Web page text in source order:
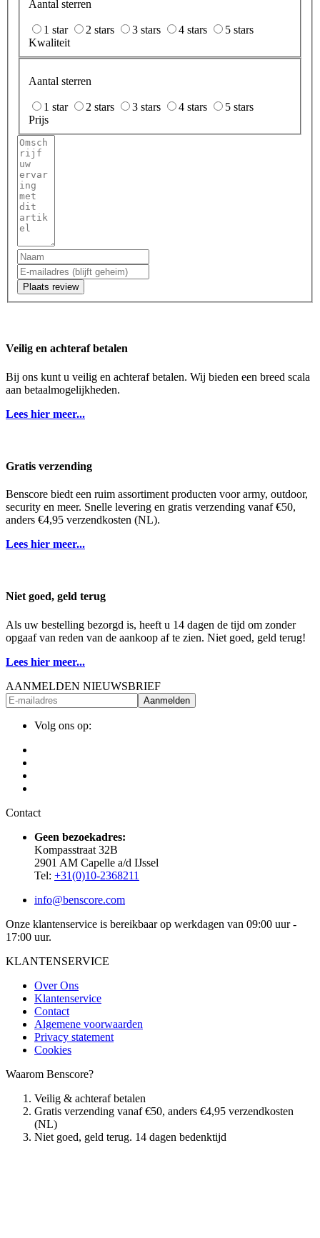
Aantal sterren
1 star 2 stars 3 stars 4 stars
5 stars
Kwaliteit
Aantal sterren
1 star 2 stars 3 stars 4 stars
5 stars
Prijs
Plaats review
Veilig en achteraf betalen
Bij ons kunt u veilig en achteraf betalen. Wij bieden een breed scala
aan betaalmogelijkheden.
Lees hier meer...
Gratis verzending
Benscore biedt een ruim assortiment producten voor army, outdoor,
security en meer. Snelle levering en gratis verzending vanaf €50,
anders €4,95 verzendkosten (NL).
Lees hier meer...
Niet goed, geld terug
Als uw bestelling bezorgd is, heeft u 14 dagen de tijd om zonder
opgaaf van reden van de aankoop af te zien. Niet goed, geld terug!
Lees hier meer...
AANMELDEN NIEUWSBRIEF
Aanmelden
Volg ons op:
Contact
Geen bezoekadres:
Kompasstraat 32B
2901 AM Capelle a/d IJssel
Tel: +31(0)10-2368211
info@benscore.com
Onze klantenservice is bereikbaar op werkdagen van 09:00 uur -
17:00 uur.
KLANTENSERVICE
Over Ons
Klantenservice
Contact
Algemene voorwaarden
Privacy statement
Cookies
Waarom Benscore?
Veilig & achteraf betalen
Gratis verzending vanaf €50, anders €4,95 verzendkosten
(NL)
Niet goed, geld terug. 14 dagen bedenktijd